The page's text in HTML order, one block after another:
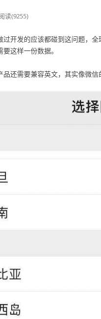
读(9255)
过开发的应该都碰到这问题，
这样一份数据。
品还需要兼容英文，其实像微信